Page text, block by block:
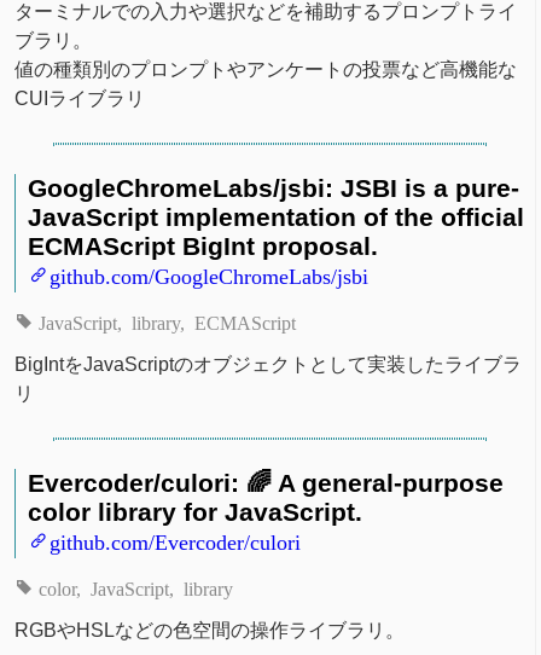
ターミナルでの入力や選択などを補助するプロンプトライ
ブラリ。
値の種類別のプロンプトやアンケートの投票など高機能な
CUIライブラリ
GoogleChromeLabs/jsbi: JSBI is a pure-
JavaScript implementation of the official
ECMAScript BigInt proposal.
github.com/GoogleChromeLabs/jsbi
JavaScript library ECMAScript
BigIntをJavaScriptのオブジェクトとして実装したライブラ
リ
Evercoder/culori: 🌈 A general-purpose
color library for JavaScript.
github.com/Evercoder/culori
color JavaScript library
RGBやHSLなどの色空間の操作ライブラリ。